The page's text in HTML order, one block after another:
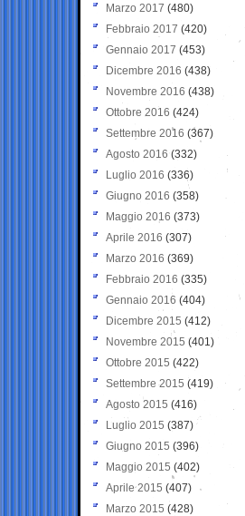
Marzo 2017 (480)
Febbraio 2017 (420)
Gennaio 2017 (453)
Dicembre 2016 (438)
Novembre 2016 (438)
Ottobre 2016 (424)
Settembre 2016 (367)
Agosto 2016 (332)
Luglio 2016 (336)
Giugno 2016 (358)
Maggio 2016 (373)
Aprile 2016 (307)
Marzo 2016 (369)
Febbraio 2016 (335)
Gennaio 2016 (404)
Dicembre 2015 (412)
Novembre 2015 (401)
Ottobre 2015 (422)
Settembre 2015 (419)
Agosto 2015 (416)
Luglio 2015 (387)
Giugno 2015 (396)
Maggio 2015 (402)
Aprile 2015 (407)
Marzo 2015 (428)